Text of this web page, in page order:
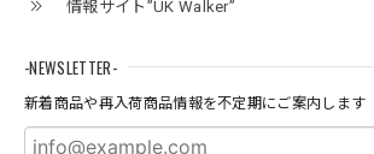
情報サイト”UK Walker”
-NEWSLETTER-
新着商品や再入荷商品情報を不定期にご案内します